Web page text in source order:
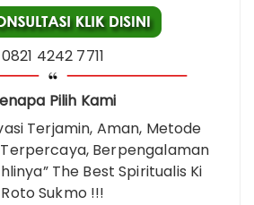
0821 4242 7711
Pilih Kami
Terjamin, Aman, Metode
Berpengalaman
The Best Spiritualis Ki
Roto Sukmo !!!